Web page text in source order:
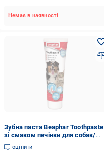
Немає в наявності
Зубна паста Beaphar Toothpaste
зі смаком печінки для собак/
кішок 100 г (13223)
оцінити